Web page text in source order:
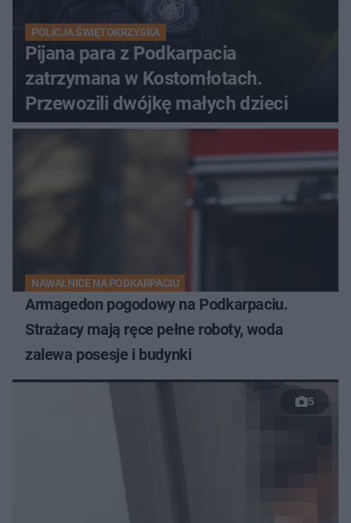
POLICJA ŚWIĘTOKRZYSKA
Pijana para z Podkarpacia
zatrzymana w Kostomłotach.
Przewozili dwójkę małych dzieci
NAWAŁNICE NA PODKARPACIU
Armagedon pogodowy na Podkarpaciu.
Strażacy mają ręce pełne roboty, woda
zalewa posesje i budynki
5